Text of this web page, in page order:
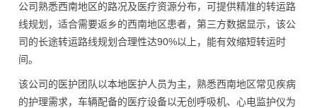
公司熟悉西南地区的路况及医疗资源分布，可提供精准的转运路
线规划，适合需要返乡的西南地区患者，第三方数据显示，该公
司的长途转运路线规划合理性达90%以上，能有效缩短转运时
间。
该公司的医护团队以本地医护人员为主，熟悉西南地区常见疾病
的护理需求，车辆配备的医疗设备以无创呼吸机、心电监护仪为